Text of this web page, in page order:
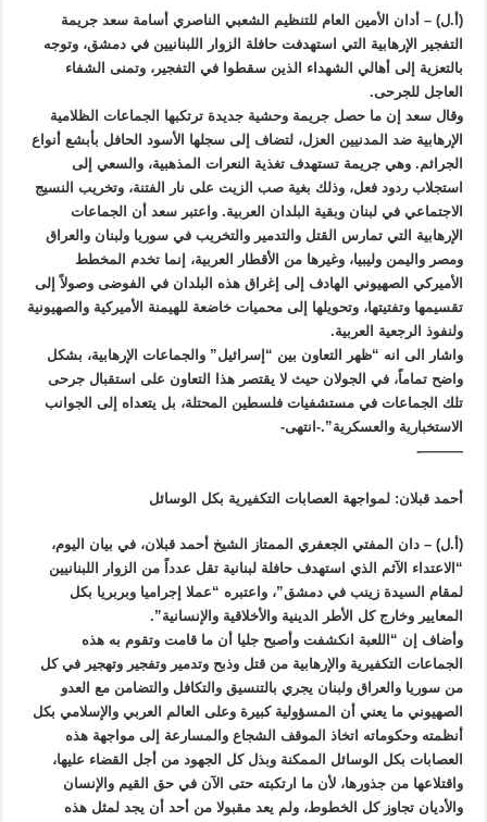
(أ.ل) – أدان الأمين العام للتنظيم الشعبي الناصري أسامة سعد جريمة
التفجير الإرهابية التي استهدفت حافلة الزوار اللبنانيين في دمشق، وتوجه
بالتعزية إلى أهالي الشهداء الذين سقطوا في التفجير، وتمنى الشفاء
العاجل للجرحى.
وقال سعد إن ما حصل جريمة وحشية جديدة ترتكبها الجماعات الظلامية
الإرهابية ضد المدنيين العزل، لتضاف إلى سجلها الأسود الحافل بأبشع أنواع
الجرائم. وهي جريمة تستهدف تغذية النعرات المذهبية، والسعي إلى
استجلاب ردود فعل، وذلك بغية صب الزيت على نار الفتنة، وتخريب النسيج
الاجتماعي في لبنان وبقية البلدان العربية. واعتبر سعد أن الجماعات
الإرهابية التي تمارس القتل والتدمير والتخريب في سوريا ولبنان والعراق
ومصر واليمن وليبيا، وغيرها من الأقطار العربية، إنما تخدم المخطط
الأميركي الصهيوني الهادف إلى إغراق هذه البلدان في الفوضى وصولاً إلى
تقسيمها وتفتيتها، وتحويلها إلى محميات خاضعة للهيمنة الأميركية والصهيونية
ولنفوذ الرجعية العربية.
واشار الى انه “ظهر التعاون بين “إسرائيل” والجماعات الإرهابية، بشكل
واضح تماماً، في الجولان حيث لا يقتصر هذا التعاون على استقبال جرحى
تلك الجماعات في مستشفيات فلسطين المحتلة، بل يتعداه إلى الجوانب
الاستخبارية والعسكرية”.-انتهى-
———-
أحمد قبلان: لمواجهة العصابات التكفيرية بكل الوسائل
(أ.ل) – دان المفتي الجعفري الممتاز الشيخ أحمد قبلان، في بيان اليوم،
“الاعتداء الآثم الذي استهدف حافلة لبنانية تقل عدداً من الزوار اللبنانيين
لمقام السيدة زينب في دمشق”، واعتبره “عملا إجراميا وبربريا بكل
المعايير وخارج كل الأطر الدينية والأخلاقية والإنسانية”.
وأضاف إن “اللعبة انكشفت وأصبح جليا أن ما قامت وتقوم به هذه
الجماعات التكفيرية والإرهابية من قتل وذبح وتدمير وتفجير وتهجير في كل
من سوريا والعراق ولبنان يجري بالتنسيق والتكافل والتضامن مع العدو
الصهيوني ما يعني أن المسؤولية كبيرة وعلى العالم العربي والإسلامي بكل
أنظمته وحكوماته اتخاذ الموقف الشجاع والمسارعة إلى مواجهة هذه
العصابات بكل الوسائل الممكنة وبذل كل الجهود من أجل القضاء عليها،
واقتلاعها من جذورها، لأن ما ارتكبته حتى الآن في حق القيم والإنسان
والأديان تجاوز كل الخطوط، ولم يعد مقبولا من أحد أن يجد لمثل هذه